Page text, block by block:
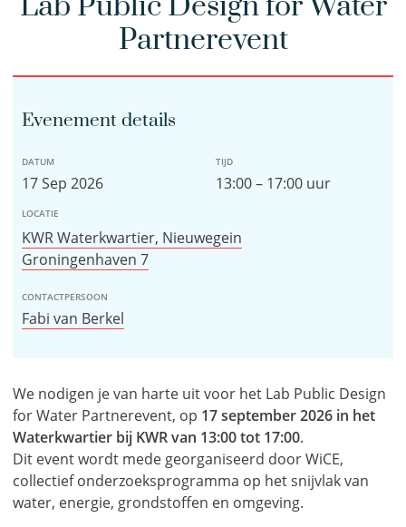
Partnerevent
Evenement details
DATUM
17 Sep 2026
TIJD
13:00 – 17:00 uur
LOCATIE
KWR Waterkwartier, Nieuwegein
Groningenhaven 7
CONTACTPERSOON
Fabi van Berkel
We nodigen je van harte uit voor het Lab Public Design
for Water Partnerevent, op 17 september 2026 in het
Waterkwartier bij KWR van 13:00 tot 17:00.
Dit event wordt mede georganiseerd door WiCE,
collectief onderzoeksprogramma op het snijvlak van
water, energie, grondstoffen en omgeving.